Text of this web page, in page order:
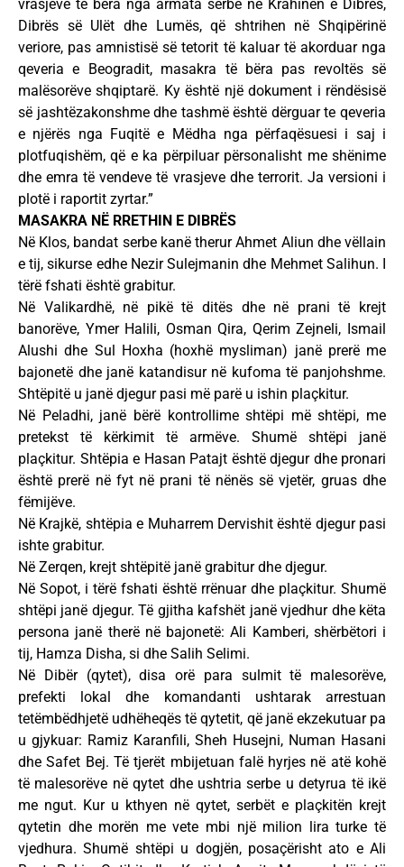
vrasjeve të bëra nga armata serbe në Krahinën e Dibrës,
Dibrës së Ulët dhe Lumës, që shtrihen në Shqipërinë
veriore, pas amnistisë së tetorit të kaluar të akorduar nga
qeveria e Beogradit, masakra të bëra pas revoltës së
malësorëve shqiptarë. Ky është një dokument i rëndësisë
së jashtëzakonshme dhe tashmë është dërguar te qeveria
e njërës nga Fuqitë e Mëdha nga përfaqësuesi i saj i
plotfuqishëm, që e ka përpiluar përsonalisht me shënime
dhe emra të vendeve të vrasjeve dhe terrorit. Ja versioni i
plotë i raportit zyrtar.”
MASAKRA NË RRETHIN E DIBRËS
Në Klos, bandat serbe kanë therur Ahmet Aliun dhe vëllain
e tij, sikurse edhe Nezir Sulejmanin dhe Mehmet Salihun. I
tërë fshati është grabitur.
Në Valikardhë, në pikë të ditës dhe në prani të krejt
banorëve, Ymer Halili, Osman Qira, Qerim Zejneli, Ismail
Alushi dhe Sul Hoxha (hoxhë mysliman) janë prerë me
bajonetë dhe janë katandisur në kufoma të panjohshme.
Shtëpitë u janë djegur pasi më parë u ishin plaçkitur.
Në Peladhi, janë bërë kontrollime shtëpi më shtëpi, me
pretekst të kërkimit të armëve. Shumë shtëpi janë
plaçkitur. Shtëpia e Hasan Patajt është djegur dhe pronari
është prerë në fyt në prani të nënës së vjetër, gruas dhe
fëmijëve.
Në Krajkë, shtëpia e Muharrem Dervishit është djegur pasi
ishte grabitur.
Në Zerqen, krejt shtëpitë janë grabitur dhe djegur.
Në Sopot, i tërë fshati është rrënuar dhe plaçkitur. Shumë
shtëpi janë djegur. Të gjitha kafshët janë vjedhur dhe këta
persona janë therë në bajonetë: Ali Kamberi, shërbëtori i
tij, Hamza Disha, si dhe Salih Selimi.
Në Dibër (qytet), disa orë para sulmit të malesorëve,
prefekti lokal dhe komandanti ushtarak arrestuan
tetëmbëdhjetë udhëheqës të qytetit, që janë ekzekutuar pa
u gjykuar: Ramiz Karanfili, Sheh Husejni, Numan Hasani
dhe Safet Bej. Të tjerët mbijetuan falë hyrjes në atë kohë
të malesorëve në qytet dhe ushtria serbe u detyrua të ikë
me ngut. Kur u kthyen në qytet, serbët e plaçkitën krejt
qytetin dhe morën me vete mbi një milion lira turke të
vjedhura. Shumë shtëpi u dogjën, posaçërisht ato e Ali